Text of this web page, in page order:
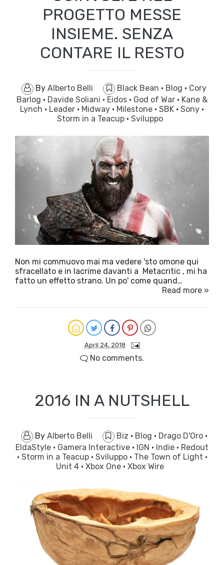
PROGETTO MESSE
INSIEME. SENZA
CONTARE IL RESTO
By Alberto Belli Black Bean · Blog · Cory
Barlog · Davide Soliani · Eidos · God of War · Kane &
Lynch · Leader · Midway · Milestone · SBK · Sony ·
Storm in a Teacup · Sviluppo
Non mi commuovo mai ma vedere 'sto omone qui
sfracellato e in lacrime davanti a Metacritic , mi ha
fatto un effetto strano. Un po' come quand…
Read more »
April 24, 2018
No comments.
2016 IN A NUTSHELL
By Alberto Belli Biz · Blog · Drago D'Oro ·
EldaStyle · Gamera Interactive · IGN · Indie · Redout
· Storm in a Teacup · Sviluppo · The Town of Light ·
Unit 4 · Xbox One · Xbox Wire